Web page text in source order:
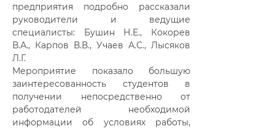
предприятия подробно рассказали
руководители и ведущие
специалисты: Бушин Н.Е., Кокорев
В.А., Карпов В.В., Учаев А.С., Лысяков
Л.Г.
Мероприятие показало большую
заинтересованность студентов в
получении непосредственно от
работодателей необходимой
информации об условиях работы,